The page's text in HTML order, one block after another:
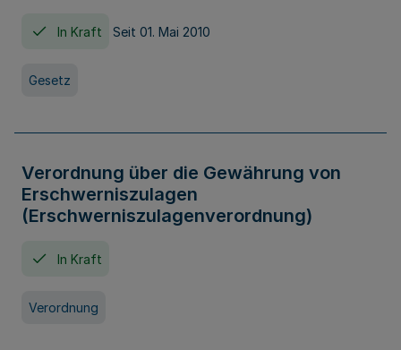
In Kraft Seit 01. Mai 2010
Gesetz
Verordnung über die Gewährung von
Erschwerniszulagen
(Erschwerniszulagenverordnung)
In Kraft
Verordnung